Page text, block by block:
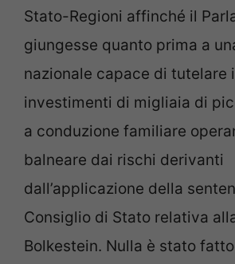
Stato-Regioni affinché il
giungesse quanto prima a
nazionale capace di tutelare
investimenti di migliaia di
a conduzione familiare
balneare dai rischi derivanti
dall’applicazione della
Consiglio di Stato relativa
Bolkestein. Nulla è stato